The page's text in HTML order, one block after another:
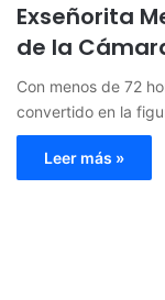
Exseñorita
de la
Con menos de 72
convertido en la
Leer más »